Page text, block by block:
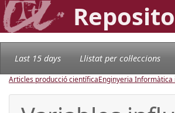
Last 15 days Llistat per col·leccions
Articles producció científicaEnginyeria